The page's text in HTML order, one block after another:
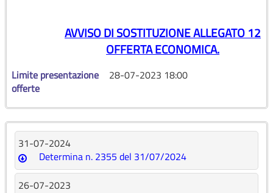
AVVISO DI SOSTITUZIONE ALLEGATO 12
OFFERTA ECONOMICA.
Limite presentazione
offerte
28-07-2023 18:00
31-07-2024
Determina n. 2355 del 31/07/2024
26-07-2023